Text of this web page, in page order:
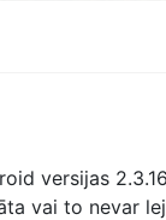
versijas
vai to nevar